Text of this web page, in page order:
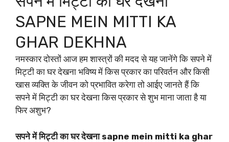
SAPNE MEIN MITTI KA
GHAR DEKHNA
नमस्कार दोस्तों आज हम शास्त्रों की मदद से यह जानेंगे कि सपने में
मिट्टी का घर देखना भविष्य में किस प्रकार का परिवर्तन और किसी
खास व्यक्ति के जीवन को प्रभावित करेगा तो आईए जानते हैं कि
सपने में मिट्टी का घर देखना किस प्रकार से शुभ माना जाता है या
फिर अशुभ?
सपने में मिट्टी का घर देखना sapne mein mitti ka ghar